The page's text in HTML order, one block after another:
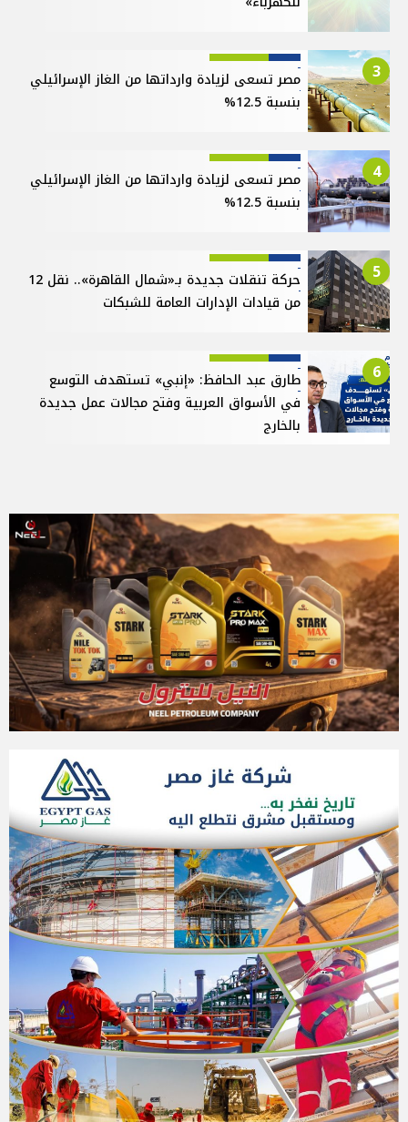
3
مصر تسعى لزيادة وارداتها من الغاز الإسرائيلي
بنسبة 12.5%
4
مصر تسعى لزيادة وارداتها من الغاز الإسرائيلي
بنسبة 12.5%
5
حركة تنقلات جديدة بـ«شمال القاهرة».. نقل 12
من قيادات الإدارات العامة للشبكات
6
طارق عبد الحافظ: «إنبي» تستهدف التوسع
في الأسواق العربية وفتح مجالات عمل جديدة
بالخارج